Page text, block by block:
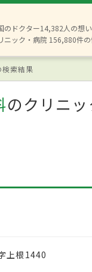
のドクター14,382人の想
ニック・病院 156,880件
検索結果
のクリニ
上根1440